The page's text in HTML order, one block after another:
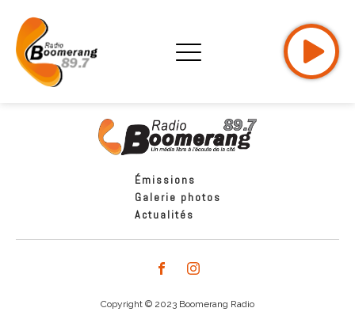
Émissions
Galerie photos
Actualités
Copyright © 2023 Boomerang Radio